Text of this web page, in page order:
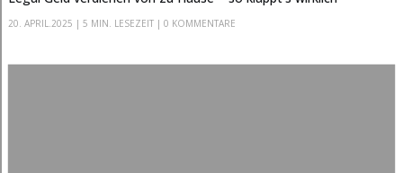
20. APRIL.2025 | 5 MIN. LESEZEIT| 0 KOMMENTARE